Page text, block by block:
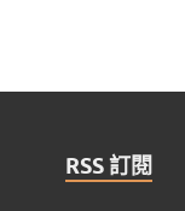
RSS 訂閱